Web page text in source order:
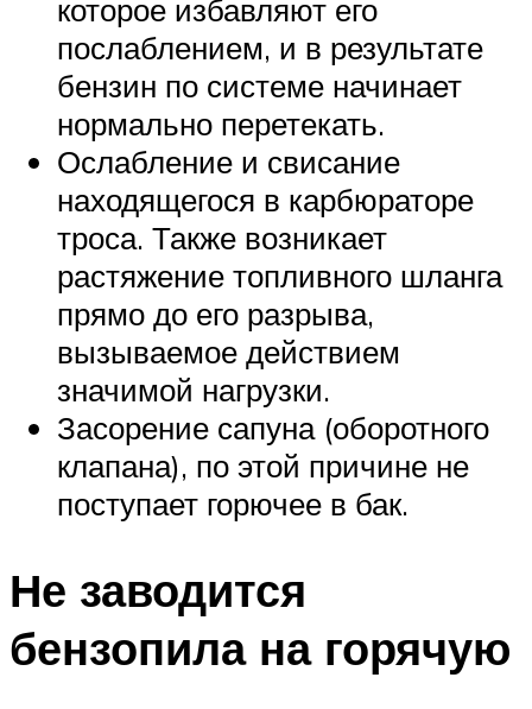
которое избавляют его
послаблением, и в результате
бензин по системе начинает
нормально перетекать.
Ослабление и свисание
находящегося в карбюраторе
троса. Также возникает
растяжение топливного шланга
прямо до его разрыва,
вызываемое действием
значимой нагрузки.
Засорение сапуна (оборотного
клапана), по этой причине не
поступает горючее в бак.
Не заводится
бензопила на горячую